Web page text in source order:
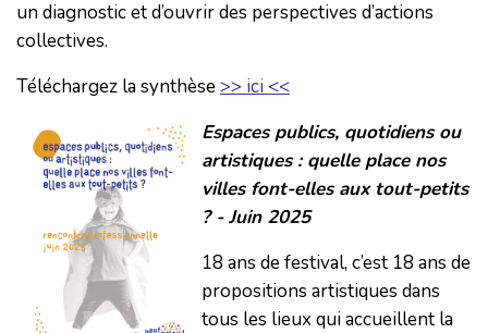
un diagnostic et d’ouvrir des perspectives d’actions
collectives.
Téléchargez la synthèse>> ici <<
Espaces publics, quotidiens ou
artistiques : quelle place nos
villes font-elles aux tout-petits
? - Juin 2025
18 ans de festival, c’est 18 ans de
propositions artistiques dans
tous les lieux qui accueillent la